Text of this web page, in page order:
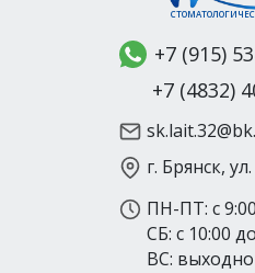
+7 (915)
+7 (4832)
г. Брянск,
ПН-ПТ: с
СБ: с 10:00
ВС: